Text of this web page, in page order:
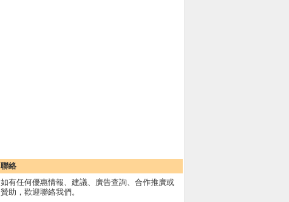
聯絡
如有任何優惠情報、建議、廣告查詢、合作推廣或
贊助，歡迎聯絡我們。